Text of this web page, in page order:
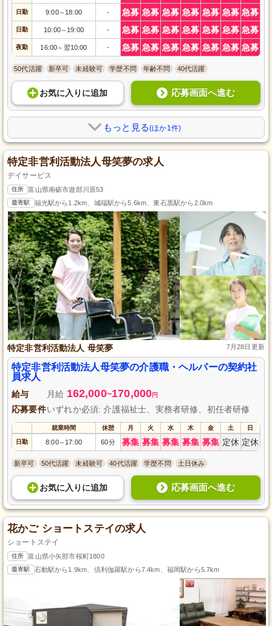
日勤 9:00～ 18:00 - 急募 急募 急募 急募 急募 急募 急募
日勤 10:00～ 19:00 - 急募 急募 急募 急募 急募 急募 急募
夜勤 16:00～ 翌10:00 - 急募 急募 急募 急募 急募 急募 急募
50代活躍 新卒可 未経験可 学歴不問 年齢不問 40代活躍
お気に入り に追加 応募画面へ進む
もっと見る(ほか1件)
特定非営利活動法人母笑夢の求人
デイサービス
住所 富山県南砺市遊部川原53
最寄駅 福光駅から1.2km、城端駅から5.6km、東石黒駅から2.0km
特定非営利活動法人 母笑夢 7月28日更新
特定非営利活動法人母笑夢の介護職・ヘルパーの契約社
員求人
給与 月給 162,000~170,000円
応募要件いずれか必須: 介護福祉士、実務者研修、初任者研修
就業時間 休憩 月 火 水 木 金 土 日
日勤 8:00～ 17:00 60分 募集 募集 募集 募集 募集 定休 定休
新卒可 50代活躍 未経験可 40代活躍 学歴不問 土日休み
お気に入り に追加 応募画面へ進む
花かご ショートステイの求人
ショートステイ
住所 富山県小矢部市桜町1800
最寄駅 石動駅から1.9km、倶利伽羅駅から7.4km、福岡駅から5.7km